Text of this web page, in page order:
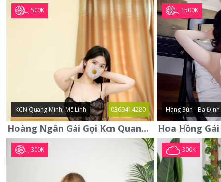
500K
KCN Quang Minh, Mê Linh 0369414280
Hoàng Ngân Gái Gọi Kcn Quang Minh - Mê Linh . Hàng Vip Lần Đầu
1500K
Hàng Bún - Ba Đình
300K 300K